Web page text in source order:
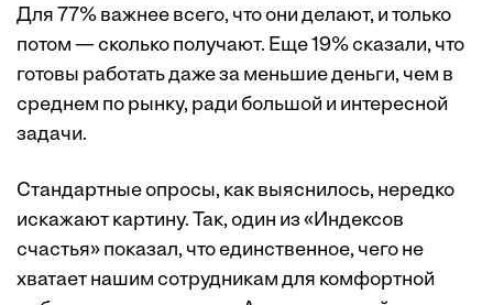
Для 77% важнее всего, что они делают, и только
потом — сколько получают. Еще 19% сказали, что
готовы работать даже за меньшие деньги, чем в
среднем по рынку, ради большой и интересной
задачи.
Стандартные опросы, как выяснилось, нередко
искажают картину. Так, один из «Индексов
счастья» показал, что единственное, чего не
хватает нашим сотрудникам для комфортной